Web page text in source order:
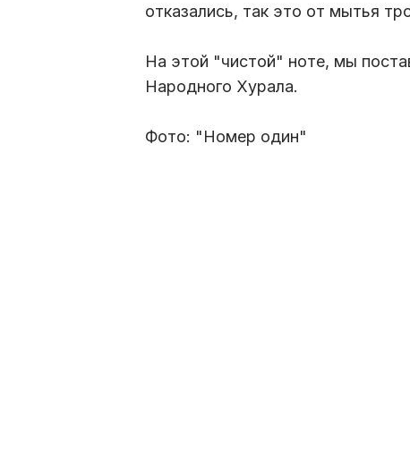
отказались, так это от мытья
На этой "чистой" ноте, мы
Народного Хурала.
Фото: "Номер один"